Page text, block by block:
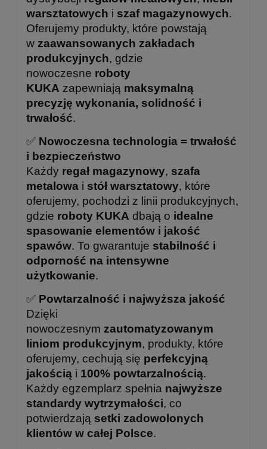
warsztatowych i szaf magazynowych.
Oferujemy produkty, które powstają
w zaawansowanych zakładach
produkcyjnych, gdzie
nowoczesne roboty
KUKA zapewniają maksymalną
precyzję wykonania, solidność i
trwałość.
✅ Nowoczesna technologia = trwałość
i bezpieczeństwo
Każdy regał magazynowy, szafa
metalowa i stół warsztatowy, które
oferujemy, pochodzi z linii produkcyjnych,
gdzie roboty KUKA dbają o idealne
spasowanie elementów i jakość
spawów. To gwarantuje stabilność i
odporność na intensywne
użytkowanie.
✅ Powtarzalność i najwyższa jakość
Dzięki
nowoczesnym zautomatyzowanym
liniom produkcyjnym, produkty, które
oferujemy, cechują się perfekcyjną
jakością i 100% powtarzalnością.
Każdy egzemplarz spełnia najwyższe
standardy wytrzymałości, co
potwierdzają setki zadowolonych
klientów w całej Polsce.